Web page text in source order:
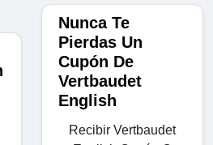
Nunca Te
Pierdas Un
Cupón De
Vertbaudet
English
Recibir Vertbaudet